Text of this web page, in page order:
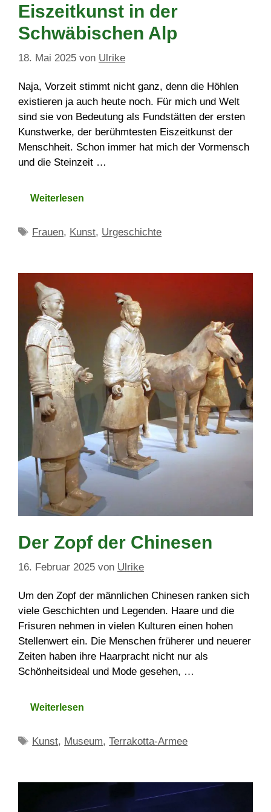
Eiszeitkunst in der
Schwäbischen Alp
18. Mai 2025 von Ulrike
Naja, Vorzeit stimmt nicht ganz, denn die Höhlen
existieren ja auch heute noch. Für mich und Welt
sind sie von Bedeutung als Fundstätten der ersten
Kunstwerke, der berühmtesten Eiszeitkunst der
Menschheit. Schon immer hat mich der Vormensch
und die Steinzeit …
Weiterlesen
Schlagwörter
Frauen, Kunst, Urgeschichte
Der Zopf der Chinesen
16. Februar 2025 von Ulrike
Um den Zopf der männlichen Chinesen ranken sich
viele Geschichten und Legenden. Haare und die
Frisuren nehmen in vielen Kulturen einen hohen
Stellenwert ein. Die Menschen früherer und neuerer
Zeiten haben ihre Haarpracht nicht nur als
Schönheitsideal und Mode gesehen, …
Weiterlesen
Schlagwörter
Kunst, Museum,Terrakotta-Armee